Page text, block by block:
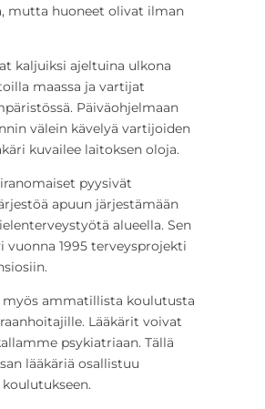
mutta huoneet olivat ilman
kaljuiksi ajeltuina ulkona
maassa ja vartijat
Päiväohjelmaan
välein kävelyä vartijoiden
kuvailee laitoksen oloja.
pyysivät
apuun järjestämään
alueella. Sen
vuonna 1995 terveysprojekti
myös ammatillista koulutusta
Lääkärit voivat
psykiatriaan. Tällä
lääkäriä osallistuu